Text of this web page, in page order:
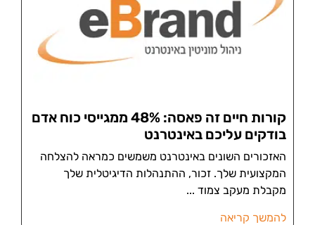
קורות חיים זה פאסה: 48% ממגייסי כוח אדם
בודקים עליכם באינטרנט
האזכורים השונים באינטרנט משמשים כמראה להצלחה
המקצועית שלך. זכור, ההתנהלות הדיגיטלית שלך
מקבלת מעקב צמוד
להמשך קריאה